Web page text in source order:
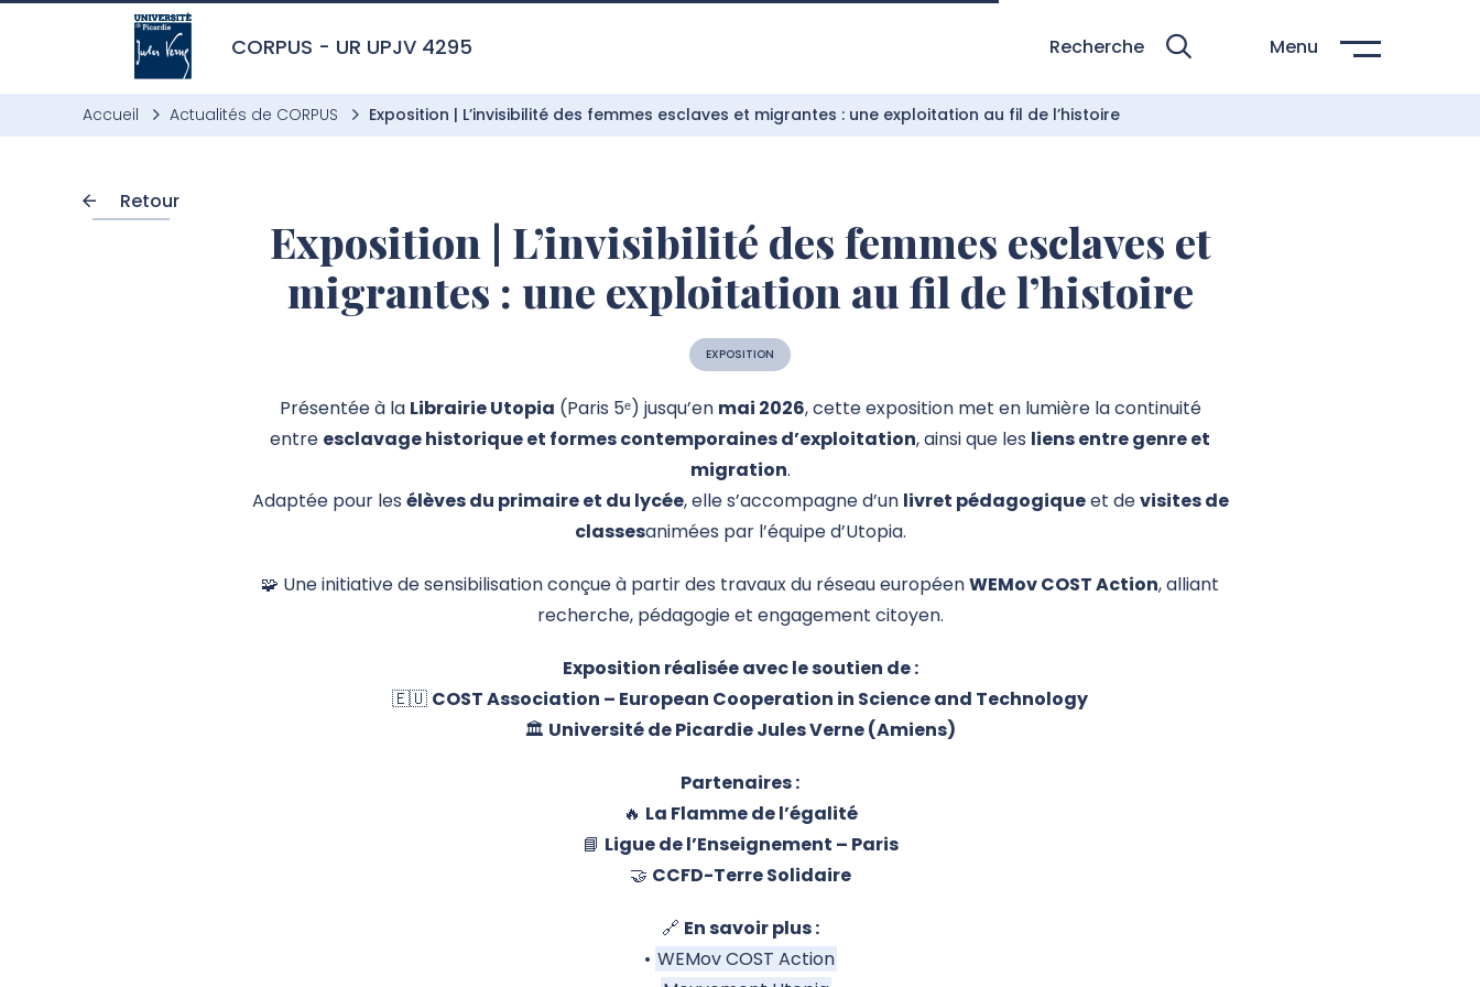
Aller à l’entête de page
Aller au menu principale
Aller au contenu principal
Aller à la recherche
Passer aux cookies
Aller au pied de page
CORPUS - UR UPJV 4295 Recherche Menu
Accueil Actualités de CORPUS Exposition | L’invisibilité des femmes esclaves et migrantes : une exploitation au fil de l’histoire
Retour
Exposition | L’invisibilité des femmes esclaves et
migrantes : une exploitation au fil de l’histoire
EXPOSITION
Présentée à la Librairie Utopia (Paris 5ᵉ) jusqu’en mai 2026, cette exposition met en lumière la continuité
entre esclavage historique et formes contemporaines d’exploitation, ainsi que les liens entre genre et
migration.
Adaptée pour les élèves du primaire et du lycée, elle s’accompagne d’un livret pédagogiqueet devisites de
classesanimées par l’équipe d’Utopia.
🧩 Une initiative de sensibilisation conçue à partir des travaux du réseau européenWEMov COST Action, alliant
recherche, pédagogie et engagement citoyen.
Exposition réalisée avec le soutien de :
🇪🇺 COST Association – European Cooperation in Science and Technology
🏛️ Université de Picardie Jules Verne (Amiens)
Partenaires :
🔥 La Flamme de l’égalité
📘 Ligue de l’Enseignement – Paris
🤝 CCFD-Terre Solidaire
🔗 En savoir plus :
• WEMov COST Action